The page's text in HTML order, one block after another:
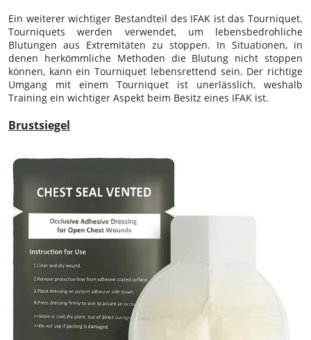
Ein weiterer wichtiger Bestandteil des IFAK ist das Tourniquet.
Tourniquets werden verwendet, um lebensbedrohliche
Blutungen aus Extremitäten zu stoppen. In Situationen, in
denen herkömmliche Methoden die Blutung nicht stoppen
können, kann ein Tourniquet lebensrettend sein. Der richtige
Umgang mit einem Tourniquet ist unerlässlich, weshalb
Training ein wichtiger Aspekt beim Besitz eines IFAK ist.
Brustsiegel